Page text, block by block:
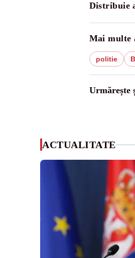
Distribuie
Mai multe
politie
Urmărește
ACTUALITATE